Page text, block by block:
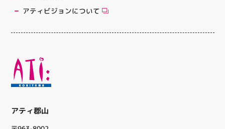
アティ郡山
アティビジョンについて